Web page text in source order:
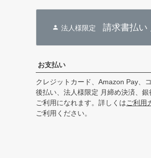
法人様限定請求書払い
お支払い
クレジットカード、Amazon Pay、
後払い、法人様限定 月締め決済、銀
ご利用になれます。詳しくはご利用
ご利用ください。